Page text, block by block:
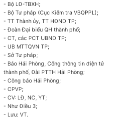
- Bộ LĐ-TBXH;
- Bộ Tư pháp (Cục Kiểm tra VBQPPL);
- TT Thành ủy, TT HĐND TP;
- Đoàn Đại biểu QH thành phố;
- CT, các PCT UBND TP;
- UB MTTQVN TP;
- Sở Tư pháp;
- Báo Hải Phòng, Cổng thông tin điện tử
thành phố, Đài PTTH Hải Phòng;
- Công báo Hải Phòng;
- CPVP;
- CV: LĐ, NC, YT;
- Như Điều 3;
- Lưu: VT.